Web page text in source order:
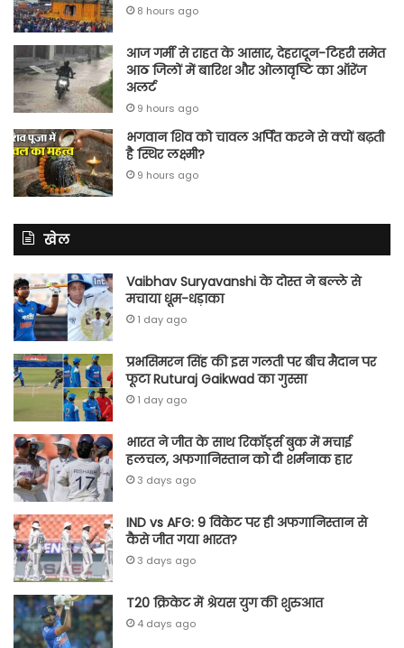
8 hours ago
आज गर्मी से राहत के आसार, देहरादून-टिहरी समेत
आठ जिलों में बारिश और ओलावृष्टि का ऑरेंज
अलर्ट
9 hours ago
भगवान शिव को चावल अर्पित करने से क्यों बढ़ती
है स्थिर लक्ष्मी?
9 hours ago
खेल
Vaibhav Suryavanshi के दोस्त ने बल्ले से
मचाया धूम-धड़ाका
1 day ago
प्रभसिमरन सिंह की इस गलती पर बीच मैदान पर
फूटा Ruturaj Gaikwad का गुस्सा
1 day ago
भारत ने जीत के साथ रिकॉर्ड्स बुक में मचाई
हलचल, अफगानिस्तान को दी शर्मनाक हार
3 days ago
IND vs AFG: 9 विकेट पर ही अफगानिस्तान से
कैसे जीत गया भारत?
3 days ago
T20 क्रिकेट में श्रेयस युग की शुरुआत
4 days ago